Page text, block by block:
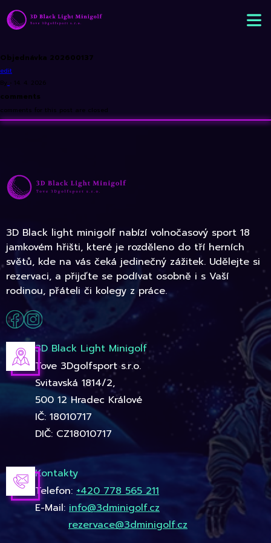
Objednávka 202600137
edit
By • 14. 4. 2026
comments
comments for this post are closed
3D Black light minigolf nabízí volnočasový sport 18
jamkovém hřišti, které je rozděleno do tří herních
světů, kde na vás čeká jedinečný zážitek. Udělejte si
rezervaci, a přijďte se podívat osobně i s Vaší
rodinou, přáteli či kolegy z práce.
3D Black Light Minigolf
Tove 3Dgolfsport s.r.o.
Svitavská 1814/2,
500 12 Hradec Králové
IČ: 18010717
DIČ: CZ18010717
Kontakty
Telefon: +420 778 565 211
E-Mail: info@3dminigolf.cz
rezervace@3dminigolf.cz